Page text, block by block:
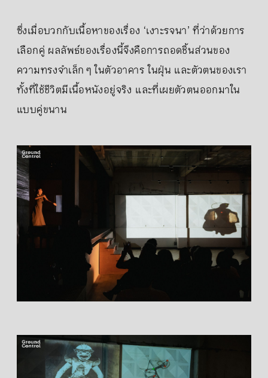
ซึ่งเมื่อบวกกับเนื้อหาของเรื่อง ‘เงาะรจนา’ ที่ว่าด้วยการ
เลือกคู่ ผลลัพธ์ของเรื่องนี้จึงคือการถอดชิ้นส่วนของ
ความทรงจำเล็ก ๆ ในตัวอาคาร ในฝุ่น และตัวตนของเรา
ทั้งที่ใช้ชีวิตมีเนื้อหนังอยู่จริง และที่เผยตัวตนออกมาใน
แบบคู่ขนาน